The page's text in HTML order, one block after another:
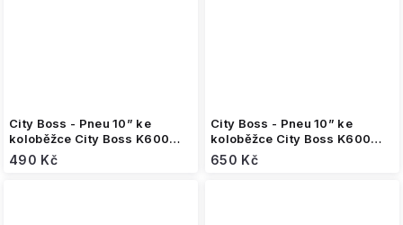
City Boss - Pneu 10” ke
koloběžce City Boss K600
/K1600 (L) off road
490 Kč
City Boss - Pneu 10” ke
koloběžce City Boss K600
/K1600 silniční (10*3.0)
650 Kč